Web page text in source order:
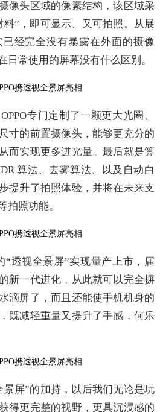
像头区域的像素结构，该区域采
”，即可显示、又可拍照。从展
经完全没有暴露在外面的摄像
日常使用的屏幕没有什么区别。
专门定制了一颗更大光圈、
寸的前置摄像头，能够更充分的
而实现更多进光量。最后就是算
算法、去雾算法、以及自动白
提升了拍照体验，并将在未来支
拍照功能。
“透视全景屏”实现量产上市，届
新一代进化，从此就可以完全摒
滴屏了，而且还能使手机机身的
既减轻重量又提升了手感，何乐
景屏”的加持，以后我们无论是玩
得更完整的视野，更具沉浸感的